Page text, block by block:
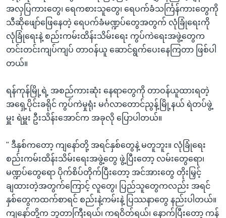
အလှပြကားတွေ၊ ရေကစားသူတွေ၊ ရေပက်ခံသင်္ကြန်ကားတွေကို
သီဆိုဖျော်ဖြေနေတဲ့ ရေပက်ခံမဏ္ဍပ်တွေအတွက် လုံခြုံရေးကို
လုံခြုံရေးနဲ့ စည်းကမ်းထိန်းသိမ်းရေး ကွပ်ကဲရေးအဖွဲ့တွေက
တင်းတင်းကျပ်ကျပ် တာဝန်ယူ ဆောင်ရွက်ပေးနေကြတာ ဖြစ်ပါ
တယ်။
ရန်ကုန်မြို့ရဲ့ အစည်ကားဆုံး နေရာတွေကို တာဝန်ယူထားရတဲ့
အရှေ့ပိုင်းခရိုင် ကွပ်ကဲမှုရုံး မင်္ဂလာတောင်ညွန့်မြို့နယ် ရဲတပ်ဖွဲ့
မှူး ရဲမှူး ဦးသိန်းအောင်က အခုလို ပြောပါတယ်။
" ဒီနှစ်ကတော့ ကျနော်တို့ အရင်နှစ်တွေနဲ့ မတူဘူး။ လုံခြုံရေး
စည်းကမ်းထိန်းသိမ်းရေးအဖွဲ့တွေ ဖွဲ့ပြီးတော့ လမ်းတွေရော၊
မဏ္ဍပ်တွေရော ပိုက်စိပ်တိုက်ပြီးတော့ အင်အားတွေ တိုးမြှင့်
ချထားတဲ့အတွက်ကြောင့် လူတွေ၊ ပြည်သူတွေကလည်း အရင်
နှစ်တွေကထက်စာရင် စည်းနဲ့ကမ်းနဲ့ ပြဿနာတွေ နည်းပါတယ်။
ကျနော်တို့က ဘူတာကြီးရယ်၊ ကရဝိတ်ရယ်၊ နောက်ပြီးတော့ ကန်